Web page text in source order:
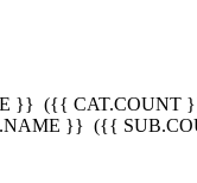
}} ({{ CAT.COUNT
}} ({{